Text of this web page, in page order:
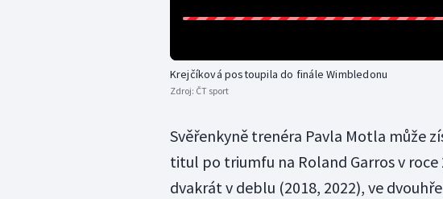
Krejčíková postoupila do finále Wimbledonu
Zdroj: ČT sport
Svěřenkyně trenéra Pavla Motla může
titul po triumfu na Roland Garros v roce
dvakrát v deblu (2018, 2022), ve